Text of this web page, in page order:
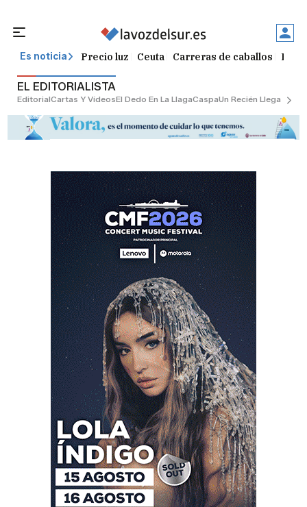
Es noticia Precio luz Ceuta Carreras de caballos
EL EDITORIALISTA
EditorialCartas Y VídeosEl Dedo En La LlagaCaspaUn Recién Llegado